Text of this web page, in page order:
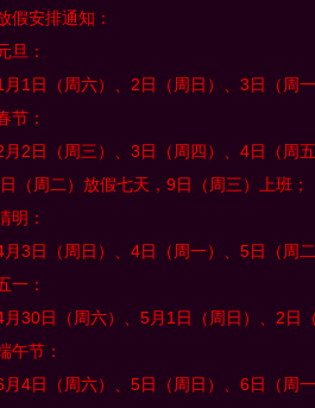
假安排通知：
旦：
1日（周六）、2日（周日）、3日（周
节：
月2日（周三）、3日（周四）、4日（周
（周二）放假七天，9日（周三）上班；
明：
3日（周日）、4日（周一）、5日（周
一：
30日（周六）、5月1日（周日）、2日
午节：
4日（周六）、5日（周日）、6日（周